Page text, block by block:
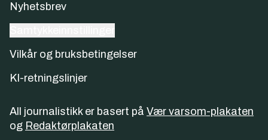
Nyhetsbrev
Vilkår og bruksbetingelser
KI-retningslinjer
All journalistikk er basert på Vær varsom-plakaten
og Redaktørplakaten